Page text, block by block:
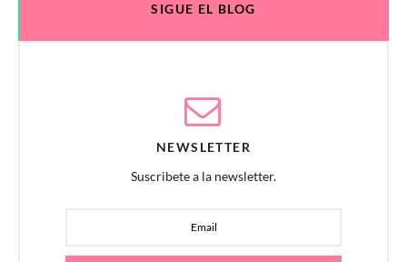
SIGUE EL BLOG
NEWSLETTER
Suscribete a la newsletter.